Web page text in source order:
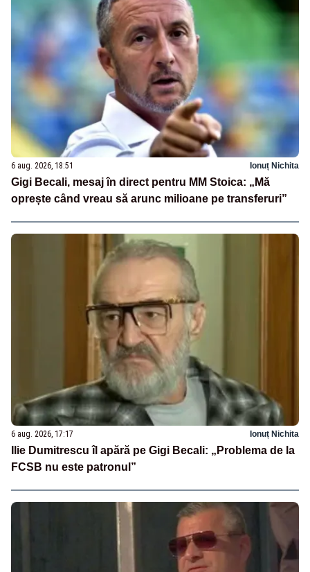
6 aug. 2026, 18:51 Ionuț Nichita
Gigi Becali, mesaj în direct pentru MM Stoica: „Mă
oprește când vreau să arunc milioane pe transferuri”
6 aug. 2026, 17:17 Ionuț Nichita
Ilie Dumitrescu îl apără pe Gigi Becali: „Problema de la
FCSB nu este patronul”